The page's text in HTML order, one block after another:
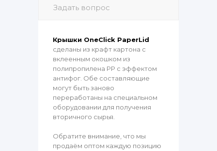
Задать вопрос
Крышки OneClick PaperLid
сделаны из крафт картона с
вклеенным окошком из
полипропилена PP с эффектом
антифог. Обе составляющие
могут быть заново
переработаны на специальном
оборудовании для получения
вторичного сырья.
Обратите внимание, что мы
продаём оптом каждую позицию